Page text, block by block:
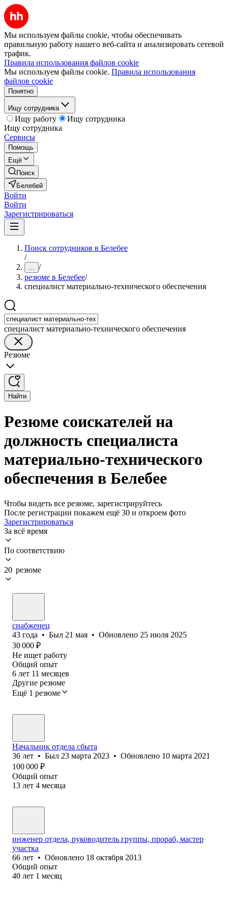
Мы используем файлы cookie, чтобы обеспечивать
правильную работу нашего веб-сайта и анализировать сетевой
трафик.
Правила использования файлов cookie
Мы используем файлы cookie. Правила использования
файлов cookie
Понятно
Ищу сотрудника
Ищу работу
Ищу сотрудника
Ищу сотрудника
Сервисы
Помощь
Ещё
Поиск
Белебей
Войти
Войти
Зарегистрироваться
Поиск сотрудников в Белебее
/
... /
резюме в Белебее/
специалист материально-технического обеспечения
специалист материально-технического обеспечения
Резюме
Найти
Резюме соискателей на
должность специалиста
материально-технического
обеспечения в Белебее
Чтобы видеть все резюме, зарегистрируйтесь
После регистрации покажем ещё 30 и откроем фото
Зарегистрироваться
За всё время
По соответствию
20 резюме
снабженец
43 года • Был 21 мая • Обновлено 25 июля 2025
30 000 ₽
Не ищет работу
Общий опыт
6 лет 11 месяцев
Другие резюме
Ещё 1 резюме
Начальник отдела сбыта
36 лет • Был 23 марта 2023 • Обновлено 10 марта 2021
100 000 ₽
Общий опыт
13 лет 4 месяца
инженер отдела, руководитель группы, прораб, мастер
участка
66 лет • Обновлено 18 октября 2013
Общий опыт
40 лет 1 месяц